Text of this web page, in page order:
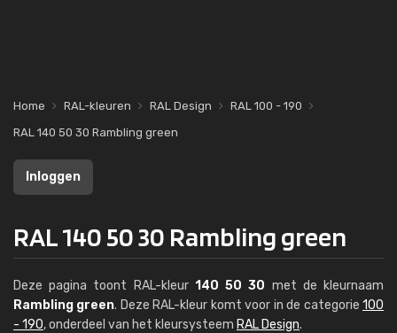
Home RAL-kleuren RAL Design
RAL 100 - 190
RAL 140 50 30 Rambling green
Inloggen
RAL 140 50 30 Rambling green
Deze pagina toont RAL-kleur 140 50 30 met de kleurnaam
Rambling green. Deze RAL-kleur komt voor in de categorie100
- 190, onderdeel van het kleursysteem RAL Design.